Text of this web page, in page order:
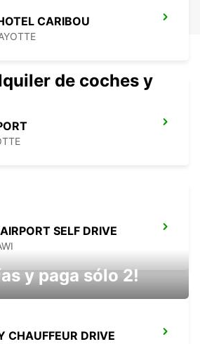
CARIBOU
SELF DRIVE
CHAUFFEUR DRIVE
de coches y
y paga sólo 2!